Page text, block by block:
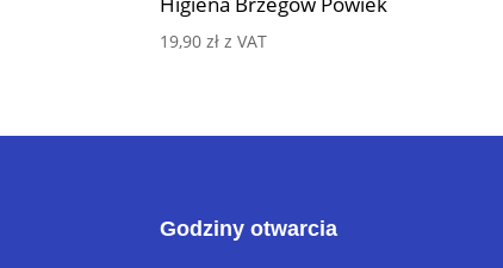
19,90zł z VAT
Godziny otwarcia